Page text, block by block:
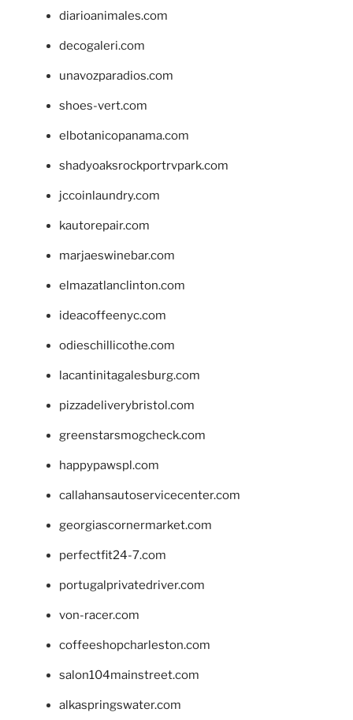
diarioanimales.com
decogaleri.com
unavozparadios.com
shoes-vert.com
elbotanicopanama.com
shadyoaksrockportrvpark.com
jccoinlaundry.com
kautorepair.com
marjaeswinebar.com
elmazatlanclinton.com
ideacoffeenyc.com
odieschillicothe.com
lacantinitagalesburg.com
pizzadeliverybristol.com
greenstarsmogcheck.com
happypawspl.com
callahansautoservicecenter.com
georgiascornermarket.com
perfectfit24-7.com
portugalprivatedriver.com
von-racer.com
coffeeshopcharleston.com
salon104mainstreet.com
alkaspringswater.com